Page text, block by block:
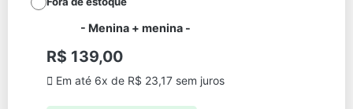
- Menina + menina -
R$ 139,00
Em até 6x de R$ 23,17 sem juros